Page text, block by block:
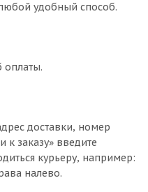
удобный способ.
оплаты.
доставки, номер
к заказу» введите
курьеру, например:
налево.